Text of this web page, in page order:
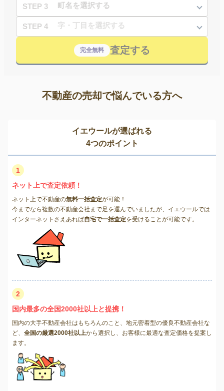
STEP 3
STEP 4
完全無料 査定する
不動産の売却で悩んでいる方へ
イエウールが選ばれる
4つのポイント
1
ネット上で査定依頼！
ネット上で不動産の無料一括査定が可能！
今までなら複数の不動産会社まで足を運んでいましたが、イエウールでは
インターネットさえあれば自宅で一括査定を受けることが可能です。
2
国内最多の全国2000社以上と提携！
国内の大手不動産会社はもちろんのこと、地元密着型の優良不動産会社な
ど、 全国の厳選2000社以上から選択し、お客様に最適な査定価格を提案し
ます。